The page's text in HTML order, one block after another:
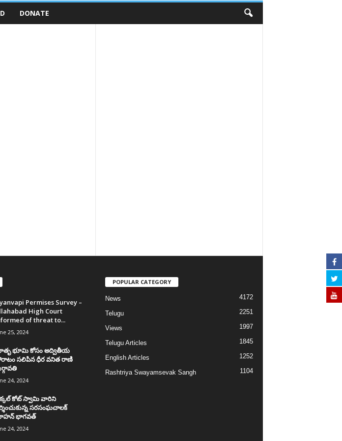
DONATE
Permises Survey –
High Court
of threat to...
25, 2024
భూమి కోసం అద్వితీయ
సలిపిన ధీర వనిత రాణి
24, 2024
కోట్‌ స్వామి వారిని
సరసంఘచాలక్
భాగవత్
24, 2024
POPULAR CATEGORY
News 4172
Telugu 2251
Views 1997
Telugu Articles 1845
English Articles 1252
Rashtriya Swayamsevak Sangh 1104